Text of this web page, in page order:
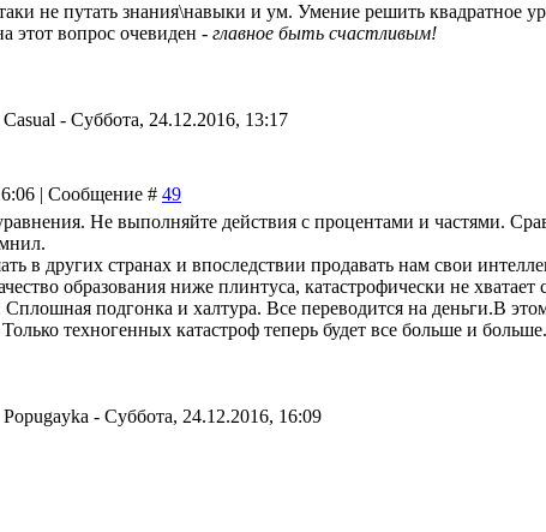
не путать знания\навыки и ум. Умение решить квадратное
этот вопрос очевиден - главное быть счастливым!
Casual - Суббота, 24.12.2016, 13:17
| Сообщение # 49
Не выполняйте действия с процентами и частями.
в других странах и впоследствии продавать нам свои
образования ниже плинтуса, катастрофически не
Сплошная подгонка и халтура. Все переводится на деньги.В
техногенных катастроф теперь будет все больше и
Popugayka - Суббота, 24.12.2016, 16:09